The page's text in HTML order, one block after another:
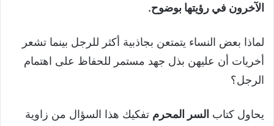
الآخرون في رؤيتها بوضوح.
لماذا بعض النساء يتمتعن بجاذبية أكثر للرجل بينما تشعر
أخريات أن عليهن بذل جهد مستمر للحفاظ على اهتمام
الرجل؟
يحاول كتاب السر المحرم تفكيك هذا السؤال من زاوية